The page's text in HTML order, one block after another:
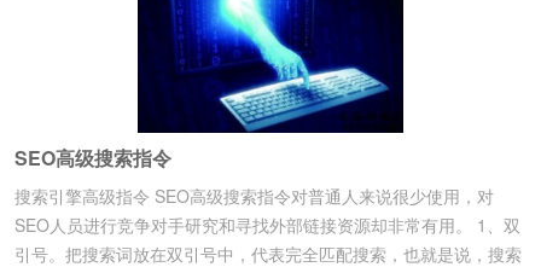
SEO高级搜索指令
搜索引擎高级指令 SEO高级搜索指令对普通人来说很少使用，对
SEO人员进行竞争对手研究和寻找外部链接资源却非常有用。 1、双
引号。把搜索词放在双引号中，代表完全匹配搜索，也就是说，搜索